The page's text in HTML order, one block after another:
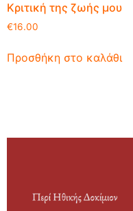
Κριτική της ζωής μου
€16.00
Προσθήκη στο καλάθι